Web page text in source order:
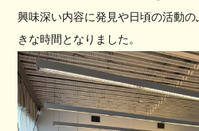
興味深い内容に発見や日頃の活動
きな時間となりました。